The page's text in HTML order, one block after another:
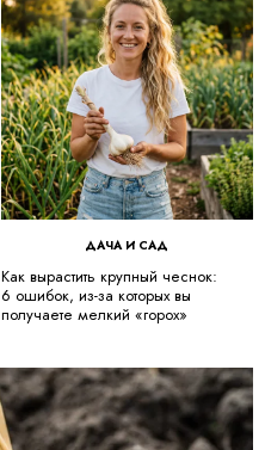
ДАЧА И САД
Как вырастить крупный чеснок:
6 ошибок, из-за которых вы
получаете мелкий «горох»